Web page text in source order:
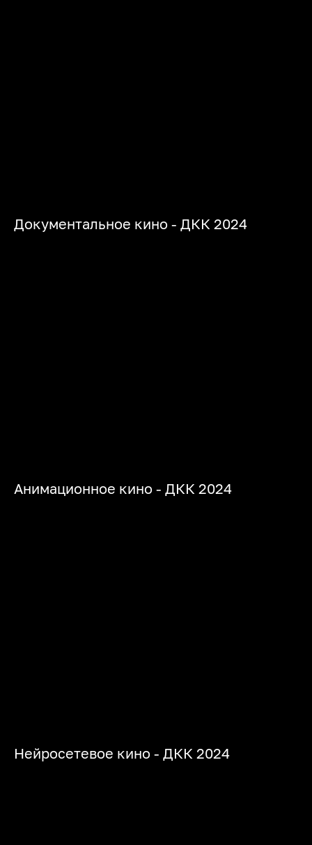
Документальное кино - ДКК 2024
Анимационное кино - ДКК 2024
Нейросетевое кино - ДКК 2024